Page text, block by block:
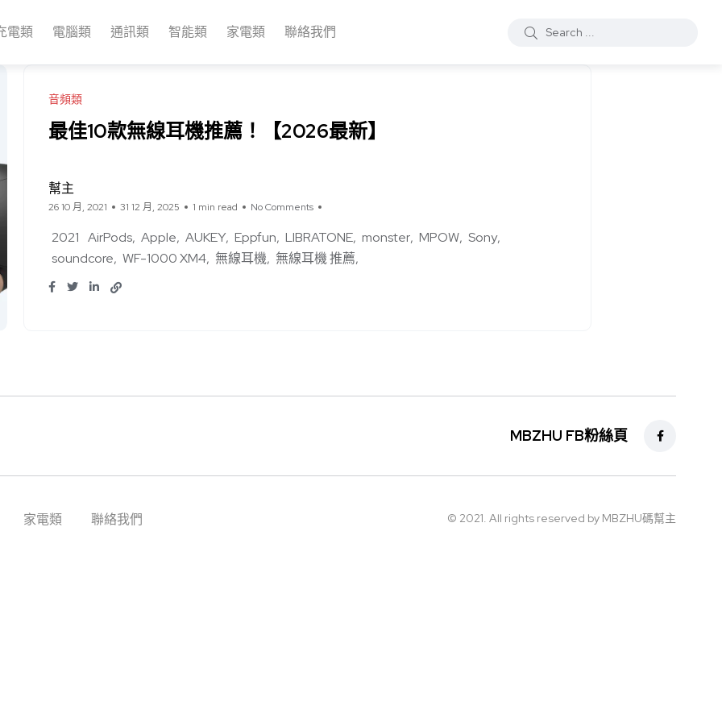
電類 電腦類 通訊類 智能類 家電類 聯絡我們
音頻類
最佳10款無線耳機推薦！【2026最新】
幫主
26 10 月, 2021 31 12 月, 2025 1 min read No Comments
2021 AirPods Apple AUKEY Eppfun LIBRATONE monster MPOW Sony
soundcore WF-1000 XM4 無線耳機 無線耳機 推薦
MBZHU FB粉絲頁
家電類 聯絡我們 © 2021. All rights reserved by MBZHU碼幫主